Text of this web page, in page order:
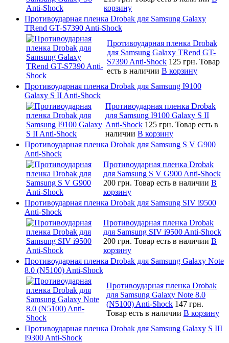
корзину
Противоударная пленка Drobak для Samsung Galaxy
TRend GT-S7390 Anti-Shock
Противоударная пленка Drobak
для Samsung Galaxy TRend GT-
S7390 Anti-Shock 125 грн. Товар
есть в наличии В корзину
Противоударная пленка Drobak для Samsung I9100
Galaxy S II Anti-Shock
Противоударная пленка Drobak
для Samsung I9100 Galaxy S II
Anti-Shock 125 грн. Товар есть в
наличии В корзину
Противоударная пленка Drobak для Samsung S V G900
Anti-Shock
Противоударная пленка Drobak
для Samsung S V G900 Anti-Shock
200 грн. Товар есть в наличии В
корзину
Противоударная пленка Drobak для Samsung SIV i9500
Anti-Shock
Противоударная пленка Drobak
для Samsung SIV i9500 Anti-Shock
200 грн. Товар есть в наличии В
корзину
Противоударная пленка Drobak для Samsung Galaxy Note
8.0 (N5100) Anti-Shock
Противоударная пленка Drobak
для Samsung Galaxy Note 8.0
(N5100) Anti-Shock 147 грн.
Товар есть в наличии В корзину
Противоударная пленка Drobak для Samsung Galaxy S III
I9300 Anti-Shock